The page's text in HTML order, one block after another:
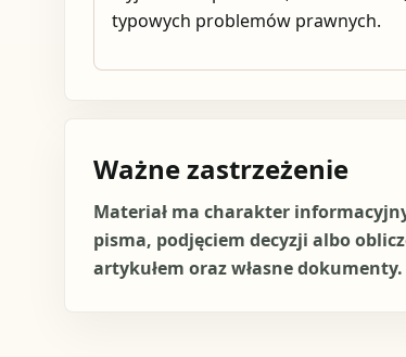
typowych problemów prawnych.
Ważne zastrzeżenie
Materiał ma charakter
pisma, podjęciem decyzji albo
artykułem oraz własne dokumenty.